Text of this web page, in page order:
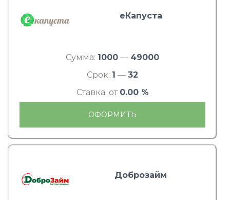
еКапуста
Сумма: 1000 — 49000
Срок: 1 — 32
Ставка: от 0.00 %
ОФОРМИТЬ
Доброзайм